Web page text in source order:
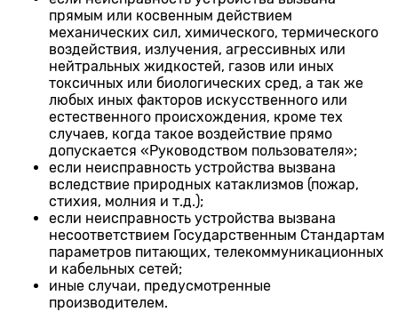
прямым или косвенным действием
механических сил, химического, термического
воздействия, излучения, агрессивных или
нейтральных жидкостей, газов или иных
токсичных или биологических сред, а так же
любых иных факторов искусственного или
естественного происхождения, кроме тех
случаев, когда такое воздействие прямо
допускается «Руководством пользователя»;
если неисправность устройства вызвана
вследствие природных катаклизмов (пожар,
стихия, молния и т.д.);
если неисправность устройства вызвана
несоответствием Государственным Стандартам
параметров питающих, телекоммуникационных
и кабельных сетей;
иные случаи, предусмотренные
производителем.